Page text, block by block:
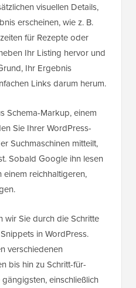
visuellen Details,
erscheinen, wie z. B.
für Rezepte oder
Ihr Listing hervor und
Ihr Ergebnis
Links darum herum.
Schema-Markup, einem
Sie Ihrer WordPress-
Suchmaschinen mitteilt,
Sobald Google ihn lesen
einem reichhaltigeren,
wir Sie durch die Schritte
in WordPress.
verschiedenen
bis hin zu Schritt-für-
einschließlich